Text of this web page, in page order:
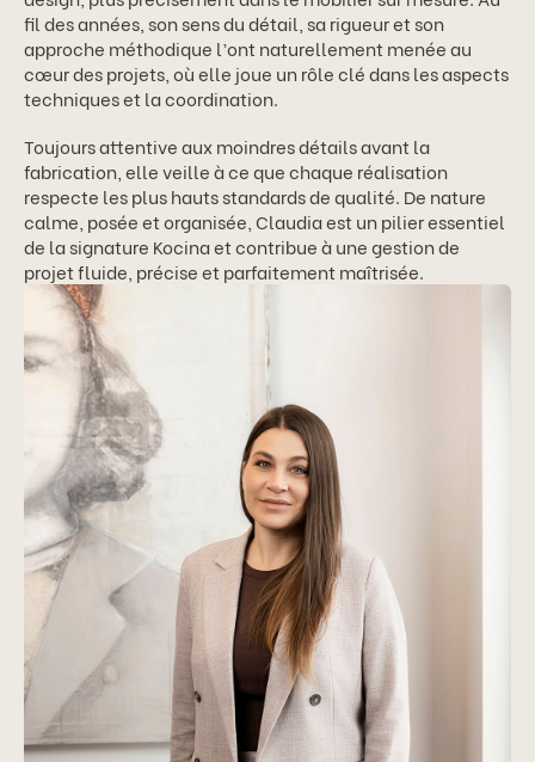
fil des années, son sens du détail, sa rigueur et son
approche méthodique l’ont naturellement menée au
cœur des projets, où elle joue un rôle clé dans les aspects
techniques et la coordination.
Toujours attentive aux moindres détails avant la
fabrication, elle veille à ce que chaque réalisation
respecte les plus hauts standards de qualité. De nature
calme, posée et organisée, Claudia est un pilier essentiel
de la signature Kocina et contribue à une gestion de
projet fluide, précise et parfaitement maîtrisée.